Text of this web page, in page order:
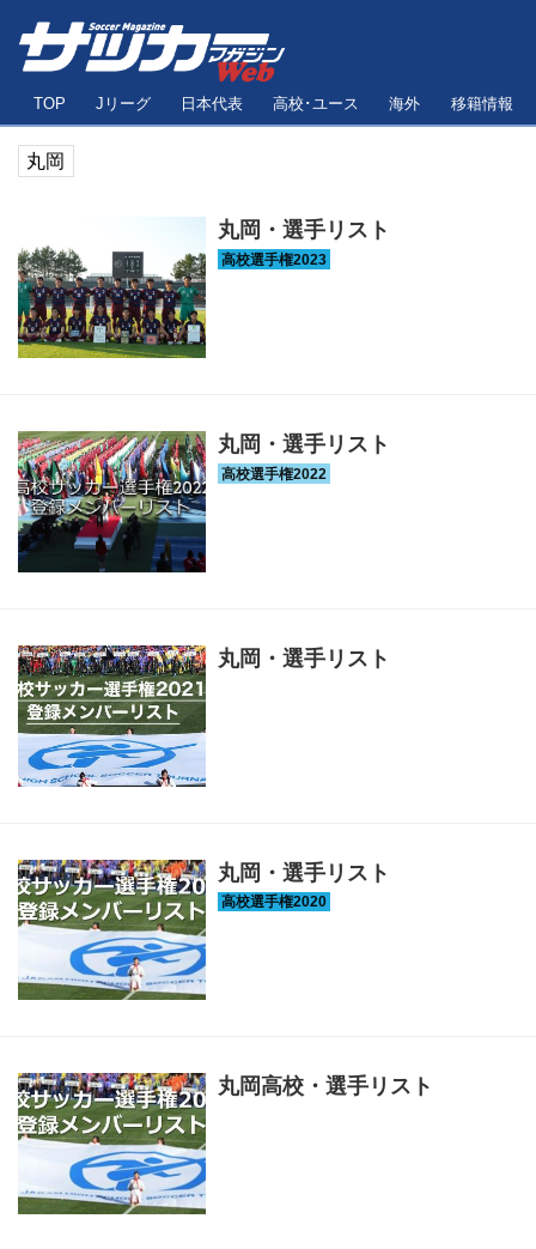
TOP Jリーグ 日本代表 高校･ユース 海外 移籍情報
丸岡
丸岡・選手リスト
丸岡・選手リスト
丸岡・選手リスト
丸岡・選手リスト
丸岡高校・選手リスト